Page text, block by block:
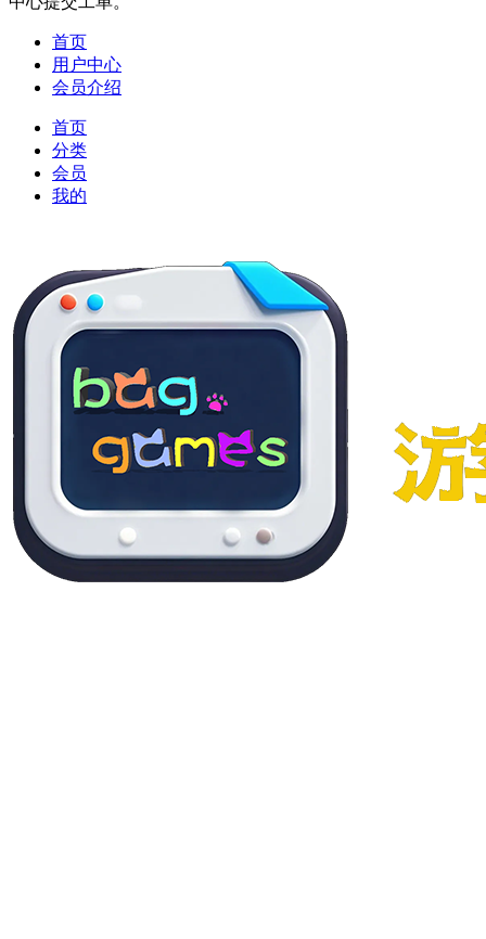
首页
用户中心
会员介绍
首页
分类
会员
我的